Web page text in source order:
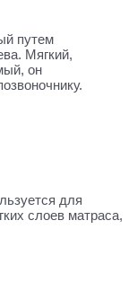
путем
Мягкий,
он
для
слоев матраса,